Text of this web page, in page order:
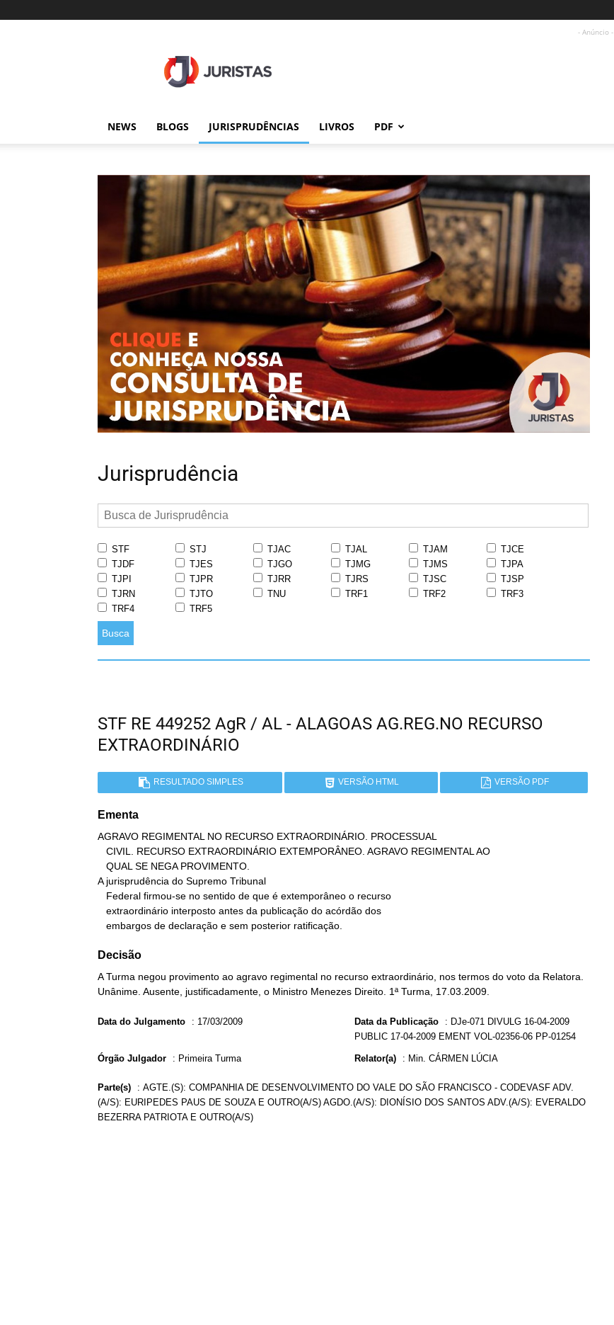
- Anúncio -
NEWS BLOGS JURISPRUDÊNCIAS LIVROS PDF
Jurisprudência
STF STJ TJAC TJAL TJAM
TJCE
TJDF
TJES TJGO TJMG TJMS
TJPA
TJPI
TJPR TJRR TJRS TJSC
TJSP
TJRN
TJTO TNU TRF1 TRF2
TRF3
TRF4
TRF5
Busca
STF RE 449252 AgR / AL - ALAGOAS AG.REG.NO RECURSO
EXTRAORDINÁRIO
RESULTADO SIMPLES VERSÃO HTML VERSÃO PDF
Ementa
AGRAVO REGIMENTAL NO RECURSO EXTRAORDINÁRIO. PROCESSUAL
A jurisprudência do Supremo Tribunal
   embargos de declaração e sem posterior ratificação.
Decisão
A Turma negou provimento ao agravo regimental no recurso extraordinário, nos termos do voto da Relatora.
Unânime. Ausente, justificadamente, o Ministro Menezes Direito. 1ª Turma, 17.03.2009.
Data do Julgamento : 17/03/2009 Data da Publicação : DJe-071 DIVULG 16-04-2009
PUBLIC 17-04-2009 EMENT VOL-02356-06 PP-01254
Órgão Julgador : Primeira Turma Relator(a) : Min. CÁRMEN LÚCIA
Parte(s) : AGTE.(S): COMPANHIA DE DESENVOLVIMENTO DO VALE DO SÃO FRANCISCO - CODEVASF ADV.
(A/S): EURIPEDES PAUS DE SOUZA E OUTRO(A/S) AGDO.(A/S): DIONÍSIO DOS SANTOS ADV.(A/S): EVERALDO
BEZERRA PATRIOTA E OUTRO(A/S)